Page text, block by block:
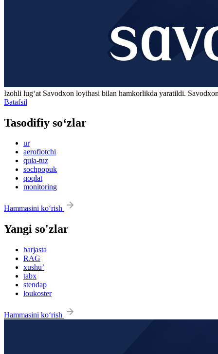
Izohli lugʻat Savodxon loyihasi bilan hamkorlikda yaratildi.
Batafsil
Tasodifiy so‘zlar
ur
aeroflotchi
qula-tuz
sochpopuk
qoqlat
monitoring
Hammasini ko‘rish
Yangi so'zlar
barjasta
RAG
xushu’
tabx
stendap
loukoster
Hammasini ko‘rish